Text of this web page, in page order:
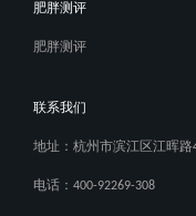
肥胖测评
肥胖测评
联系我们
地址：杭州市滨江区江晖路
电话：400-92269-308